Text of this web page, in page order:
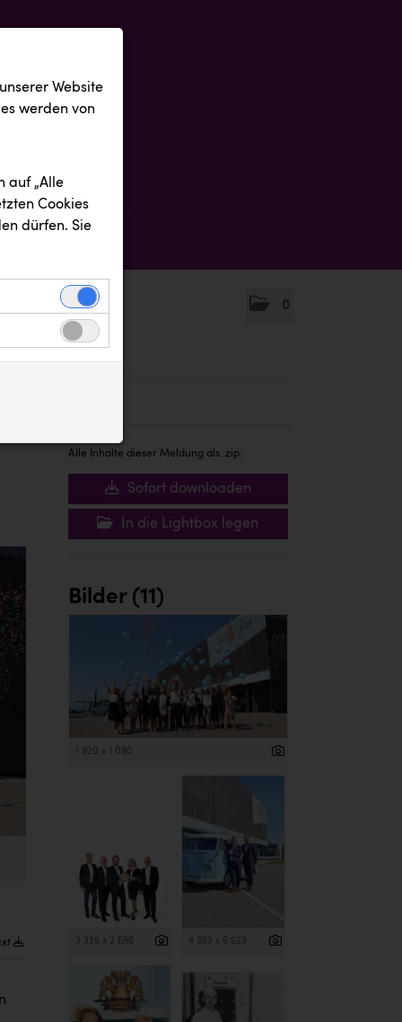
0
Alle Inhalte dieser Meldung als .zip:
Sofort downloaden
In die Lightbox legen
Bilder (11)
1 920 x 1 080
3 325 x 2 656 4 353 x 6 529
Website
werden von
auf „Alle
Cookies
dürfen. Sie
Website